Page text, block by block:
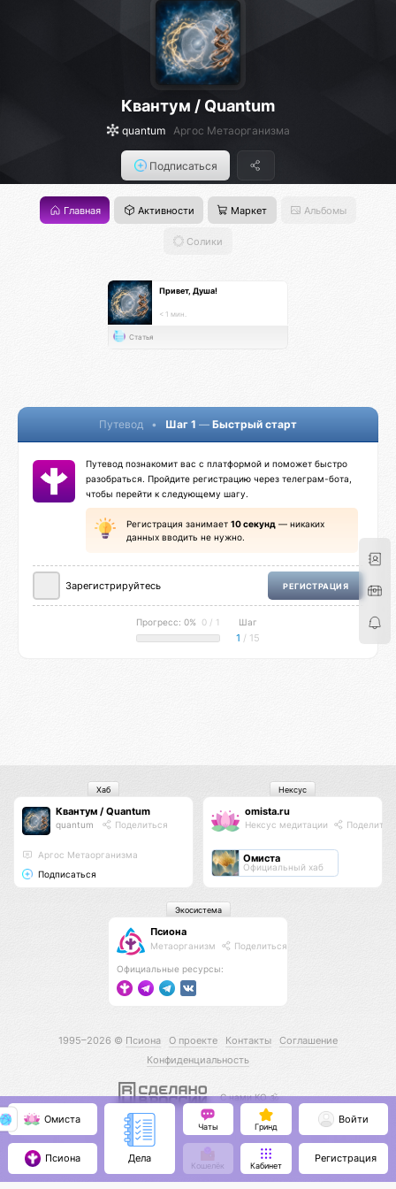
Квантум / Quantum
quantum Аргос Метаорганизма
Подписаться
Главная Активности Маркет Альбомы
Солики
Привет, Душа!
< 1 мин.
Статья
Путевод • Шаг 1 — Быстрый старт
Путевод познакомит вас с платформой и поможет быстро
разобраться. Пройдите регистрацию через телеграм-бота,
чтобы перейти к следующему шагу.
Регистрация занимает 10 секунд — никаких
данных вводить не нужно.
Зарегистрируйтесь РЕГИСТРАЦИЯ
Прогресс: 0% 0 / 1 Шаг
1 / 15
Квантум / Quantum
quantum Поделиться
Аргос Метаорганизма
Подписаться
Хаб
omista.ru
Нексус медитации
Омиста
Официальный хаб
Нексус
Псиона
Метаорганизм Поделиться
Официальные ресурсы:
Экосистема
1995–2026 © Псиона О проекте Контакты
Соглашение
Конфиденциальность
С нами КО 🕉️
Омиста
Псиона Дела
Чаты Гринд
Кошелёк Кабинет
Войти
Регистрация